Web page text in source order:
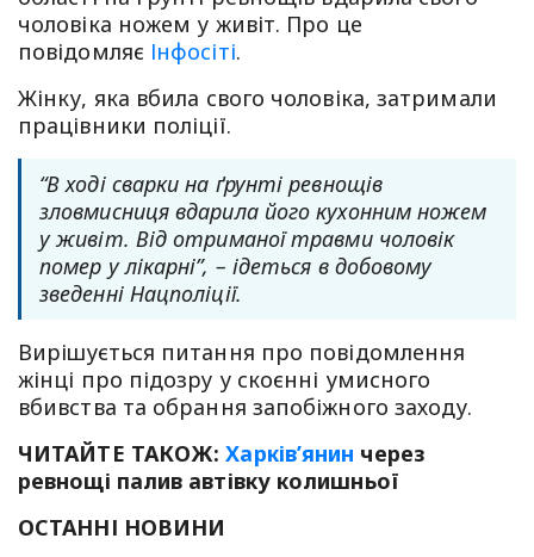
чоловіка ножем у живіт. Про це
повідомляє Інфосіті.
Жінку, яка вбила свого чоловіка, затримали
працівники поліції.
“В ході сварки на ґрунті ревнощів
зловмисниця вдарила його кухонним ножем
у живіт. Від отриманої травми чоловік
помер у лікарні”, – ідеться в добовому
зведенні Нацполіції.
Вирішується питання про повідомлення
жінці про підозру у скоєнні умисного
вбивства та обрання запобіжного заходу.
ЧИТАЙТЕ ТАКОЖ:Харків’янин через
ревнощі палив автівку колишньої
ОСТАННІ НОВИНИ